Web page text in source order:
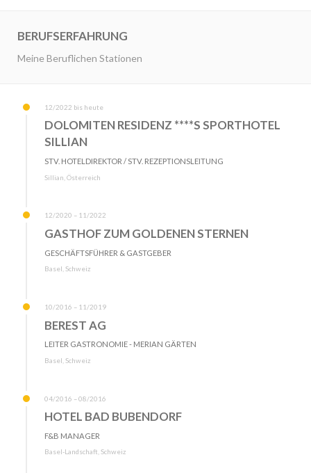
BERUFSERFAHRUNG
Meine Beruflichen Stationen
12/2022 bis heute
DOLOMITEN RESIDENZ ****S SPORTHOTEL
SILLIAN
STV. HOTELDIREKTOR / STV. REZEPTIONSLEITUNG
Sillian, Österreich
12/2020 – 11/2022
GASTHOF ZUM GOLDENEN STERNEN
GESCHÄFTSFÜHRER & GASTGEBER
Basel, Schweiz
10/2016 – 11/2019
BEREST AG
LEITER GASTRONOMIE - MERIAN GÄRTEN
Basel, Schweiz
04/2016 – 08/2016
HOTEL BAD BUBENDORF
F&B MANAGER
Basel-Landschaft, Schweiz